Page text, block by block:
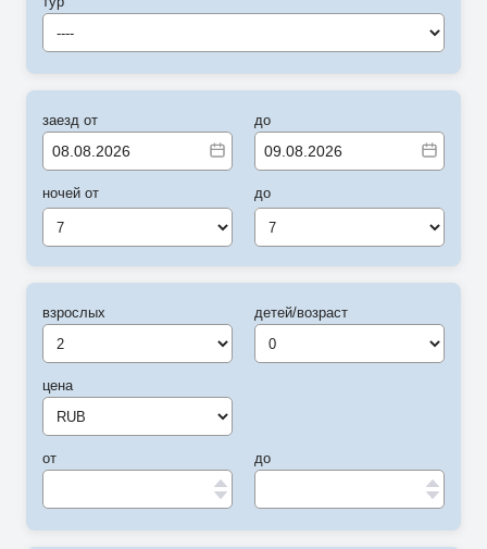
----
заезд от
ночей от
7
до
до
7
взрослых
цена
от
детей/возраст
до